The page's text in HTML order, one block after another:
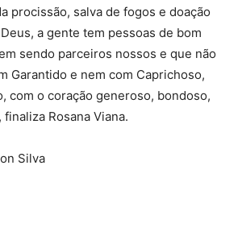
procissão, salva de fogos e doação
a gente tem pessoas de bom
sendo parceiros nossos e que não
Garantido e nem com Caprichoso,
com o coração generoso, bondoso,
finaliza Rosana Viana.
Silva